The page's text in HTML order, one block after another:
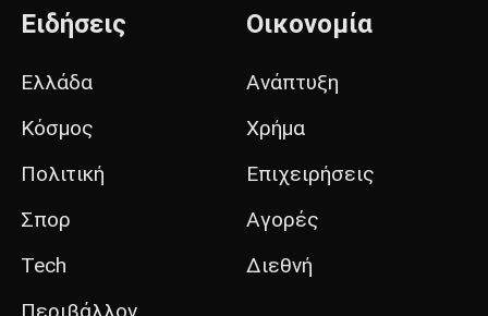
Ειδήσεις
Ελλάδα
Κόσμος
Πολιτική
Σπορ
Tech
Οικονομία
Ανάπτυξη
Χρήμα
Επιχειρήσεις
Αγορές
Διεθνή